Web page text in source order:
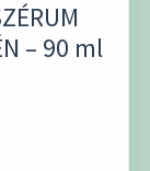
– 90 ml